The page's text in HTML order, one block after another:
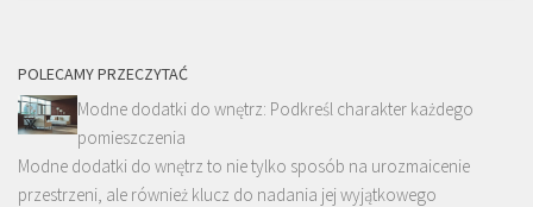
POLECAMY PRZECZYTAĆ
Modne dodatki do wnętrz: Podkreśl charakter każdego
pomieszczenia
Modne dodatki do wnętrz to nie tylko sposób na urozmaicenie
przestrzeni, ale również klucz do nadania jej wyjątkowego